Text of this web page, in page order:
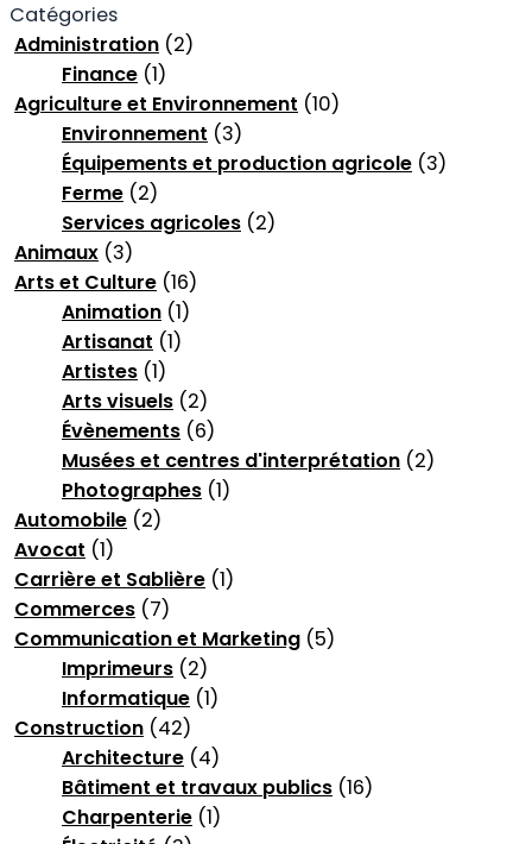
Catégories
Administration (2)
Finance (1)
Agriculture et Environnement (10)
Environnement (3)
Équipements et production agricole (3)
Ferme (2)
Services agricoles (2)
Animaux (3)
Arts et Culture (16)
Animation (1)
Artisanat (1)
Artistes (1)
Arts visuels (2)
Évènements (6)
Musées et centres d'interprétation (2)
Photographes (1)
Automobile (2)
Avocat (1)
Carrière et Sablière (1)
Commerces (7)
Communication et Marketing (5)
Imprimeurs (2)
Informatique (1)
Construction (42)
Architecture (4)
Bâtiment et travaux publics (16)
Charpenterie (1)